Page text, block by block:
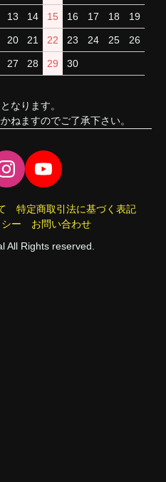
13 14 15 16 17 18 19
20 21 22 23 24 25 26
27 28 29 30
なります。
ねますのでご了承下さい。
特定商取引法に基づく表記
ー
お問い合わせ
All Rights reserved.